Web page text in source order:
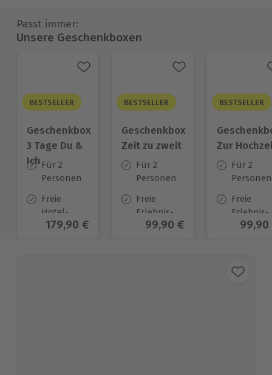
Passt immer:
Unsere Geschenkboxen
BESTSELLER
Geschenkbox
3 Tage Du &
Ich Für 2
Personen
Freie
Hotel-
Auswahl
Aktueller Preis
179,90 €
BESTSELLER
Geschenkbox
Zeit zu zweit
Für 2
Personen
Freie
Erlebnis-
Auswahl
Aktueller Preis
99,90 €
BESTSELLER
Zur
Für 2
Personen
Freie
Erlebnis-
Auswahl
99,90